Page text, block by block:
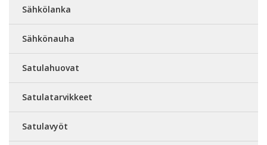
Sähkölanka
Sähkönauha
Satulahuovat
Satulatarvikkeet
Satulavyöt